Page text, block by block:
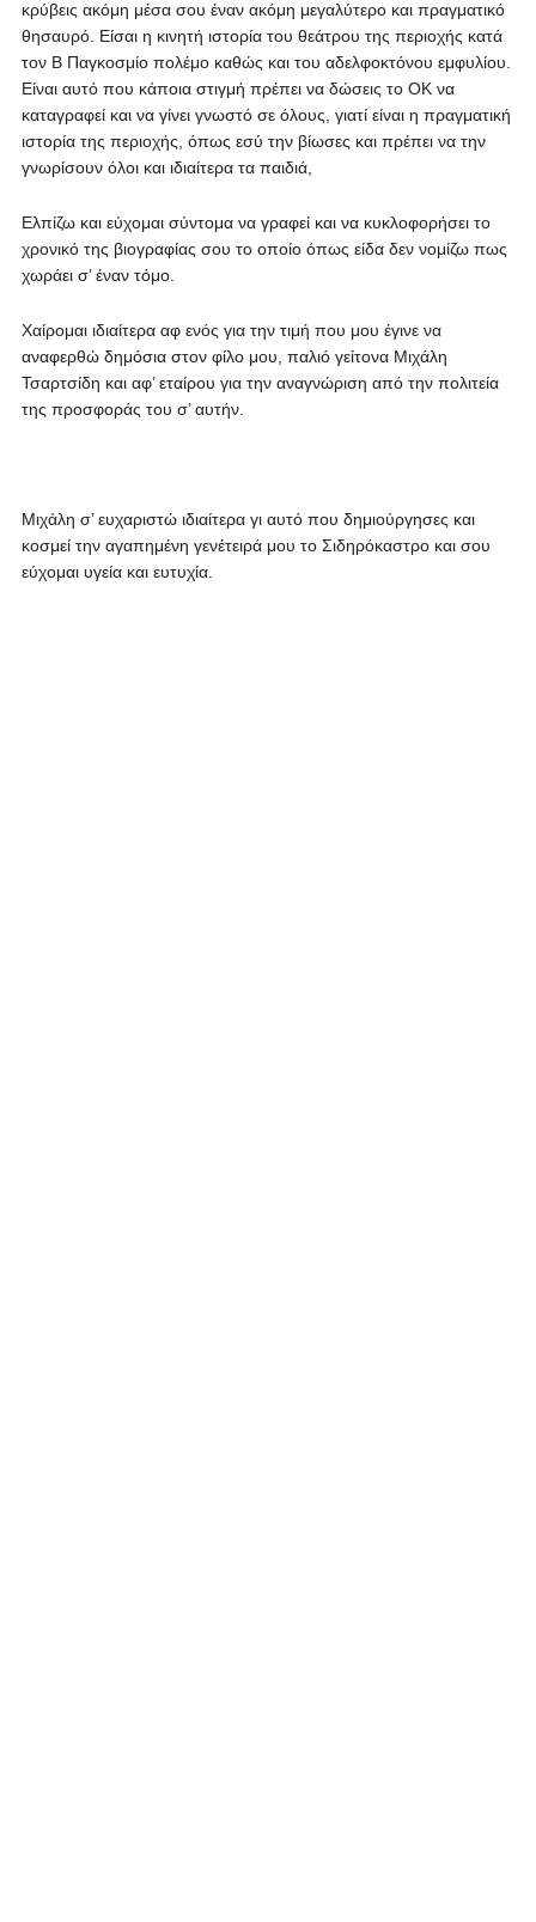
κρύβεις ακόμη μέσα σου έναν ακόμη μεγαλύτερο και πραγματικό
θησαυρό. Είσαι η κινητή ιστορία του θεάτρου της περιοχής κατά
τον Β Παγκοσμίο πολέμο καθώς και του αδελφοκτόνου εμφυλίου.
Είναι αυτό που κάποια στιγμή πρέπει να δώσεις το ΟΚ να
καταγραφεί και να γίνει γνωστό σε όλους, γιατί είναι η πραγματική
ιστορία της περιοχής, όπως εσύ την βίωσες και πρέπει να την
γνωρίσουν όλοι και ιδιαίτερα τα παιδιά,
Ελπίζω και εύχομαι σύντομα να γραφεί και να κυκλοφορήσει το
χρονικό της βιογραφίας σου το οποίο όπως είδα δεν νομίζω πως
χωράει σ’ έναν τόμο.
Χαίρομαι ιδιαίτερα αφ ενός για την τιμή που μου έγινε να
αναφερθώ δημόσια στον φίλο μου, παλιό γείτονα Μιχάλη
Τσαρτσίδη και αφ’ εταίρου για την αναγνώριση από την πολιτεία
της προσφοράς του σ’ αυτήν.
Μιχάλη σ’ ευχαριστώ ιδιαίτερα γι αυτό που δημιούργησες και
κοσμεί την αγαπημένη γενέτειρά μου το Σιδηρόκαστρο και σου
εύχομαι υγεία και ευτυχία.